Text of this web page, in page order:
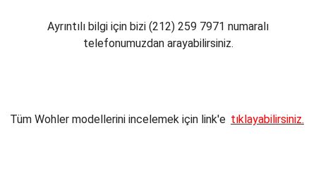
Ayrıntılı bilgi için bizi (212) 259 7971 numaralı
telefonumuzdan arayabilirsiniz.
Tüm Wohler modellerini incelemek için link'e tıklayabilirsiniz.